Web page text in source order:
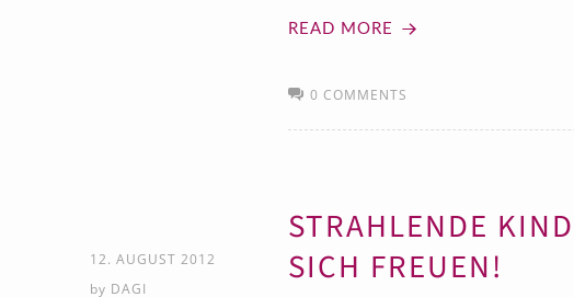
READ MORE
0 COMMENTS
12. AUGUST 2012
by DAGI
STRAHLENDE
SICH FREUEN!